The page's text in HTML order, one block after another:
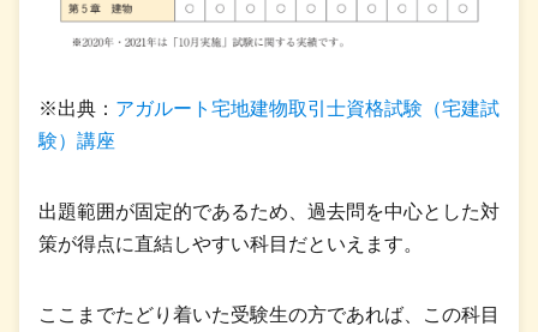
※出典： アガルート宅地建物取引士資格試験（宅建試
験）講座
出題範囲が固定的であるため、過去問を中心とした対
策が得点に直結しやすい科目だといえます。
ここまでたどり着いた受験生の方であれば、この科目